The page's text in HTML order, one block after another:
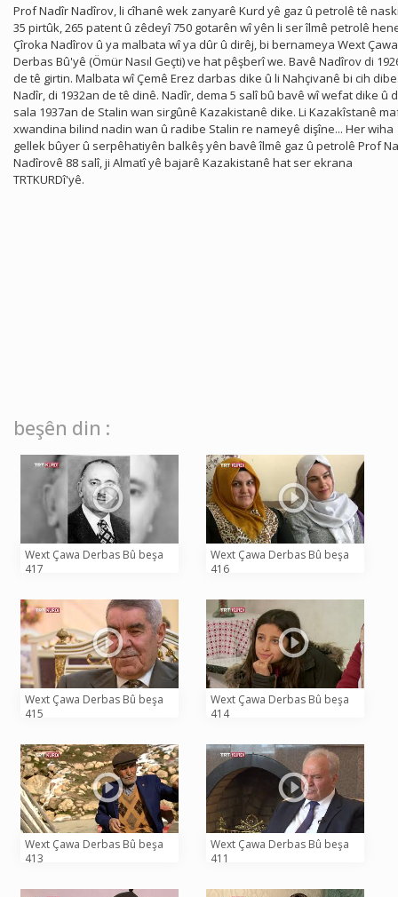
Prof Nadîr Nadîrov, li cîhanê wek zanyarê Kurd yê gaz û petrolê tê
35 pirtûk, 265 patent û zêdeyî 750 gotarên wî yên li ser îlmê petrolê
Çîroka Nadîrov û ya malbata wî ya dûr û dirêj, bi bernameya Wext Çawa
Derbas Bû'yê (Ömür Nasıl Geçti) ve hat pêşberî we. Bavê Nadîrov di
de tê girtin. Malbata wî Çemê Erez darbas dike û li Nahçivanê bi cih
Nadîr, di 1932an de tê dinê. Nadîr, dema 5 salî bû bavê wî wefat dike û
sala 1937an de Stalin wan sirgûnê Kazakistanê dike. Li Kazakîstanê
xwandina bilind nadin wan û radibe Stalin re nameyê dişîne... Her wiha
gellek bûyer û serpêhatiyên balkêş yên bavê îlmê gaz û petrolê Prof
Nadîrovê 88 salî, ji Almatî yê bajarê Kazakistanê hat ser ekrana
TRTKURDî'yê.
beşên din :
Wext Çawa Derbas Bû beşa
417
Wext Çawa Derbas Bû beşa
416
Wext Çawa Derbas Bû beşa
415
Wext Çawa Derbas Bû beşa
414
Wext Çawa Derbas Bû beşa
413
Wext Çawa Derbas Bû beşa
411